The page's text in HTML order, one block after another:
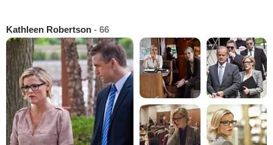
Kathleen Robertson - 66